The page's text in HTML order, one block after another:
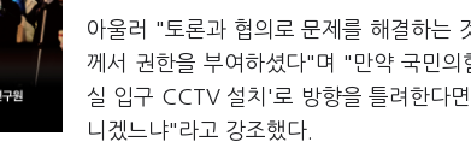
아울러 "토론과 협의로 문제를 해결하는
께서 권한을 부여하셨다"며 "만약 국민
실 입구 CCTV 설치'로 방향을 틀려한다
니겠느냐"라고 강조했다.